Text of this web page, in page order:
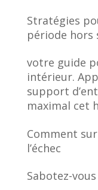
Stratégies
période hors
votre guide
intérieur.
support
maximal cet
Comment
l’échec
Sabotez-